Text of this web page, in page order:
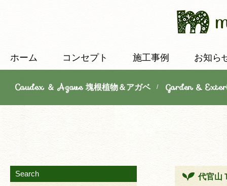
ホーム コンセプト 施工事例 お知ら
Caudex ＆ Agave 塊根植物＆アガベ/Garden &
代官山
Search